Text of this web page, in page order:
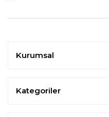
Kurumsal
Kategoriler